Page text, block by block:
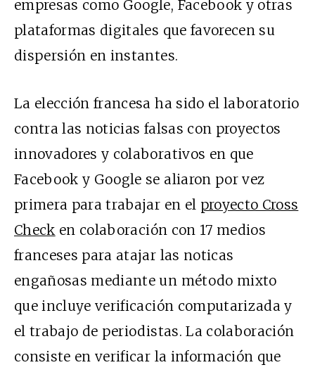
empresas como Google, Facebook y otras
plataformas digitales que favorecen su
dispersión en instantes.
La elección francesa ha sido el laboratorio
contra las noticias falsas con proyectos
innovadores y colaborativos en que
Facebook y Google se aliaron por vez
primera para trabajar en el proyecto Cross
Check en colaboración con 17 medios
franceses para atajar las noticas
engañosas mediante un método mixto
que incluye verificación computarizada y
el trabajo de periodistas. La colaboración
consiste en verificar la información que